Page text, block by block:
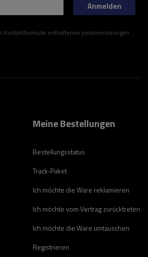
Daten gemäß der Verordnung (EU) des Europäischen Parlaments und des Rates zu.
Anmelden
Meine Bestellungen
Bestellungsstatus
Track-Paket
Ich möchte die Ware reklamieren
Ich möchte vom Vertrag zurücktreten
Ich möchte die Ware umtauschen
Registrieren